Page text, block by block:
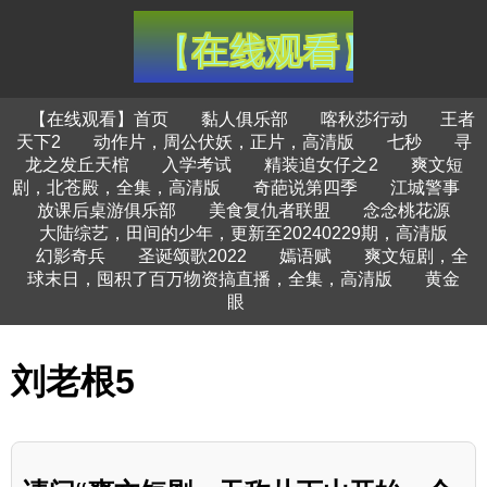
【在线观看】首页 黏人俱乐部 喀秋莎行动
王者
天下2
动作片，周公伏妖，正片，高清版 七秒
寻
龙之发丘天棺
入学考试 精装追女仔之2
爽文短
剧，北苍殿，全集，高清版
奇葩说第四季
江城警事
放课后桌游俱乐部
美食复仇者联盟
念念桃花源
大陆综艺，田间的少年，更新至20240229期，高清版
幻影奇兵
圣诞颂歌2022 嫣语赋
爽文短剧，全
球末日，囤积了百万物资搞直播，全集，高清版
黄金
眼
刘老根5